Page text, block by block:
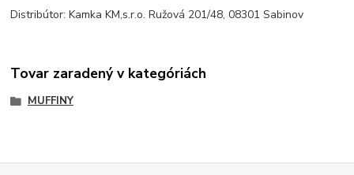
Distribútor: Kamka KM,s.r.o. Ružová 201/48, 08301 Sabinov
Tovar zaradený v kategóriách
MUFFINY